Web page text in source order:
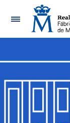
Mostrar/